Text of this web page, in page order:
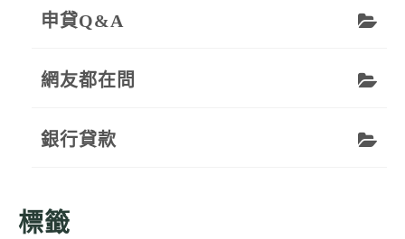
申貸Q&A
網友都在問
銀行貸款
標籤